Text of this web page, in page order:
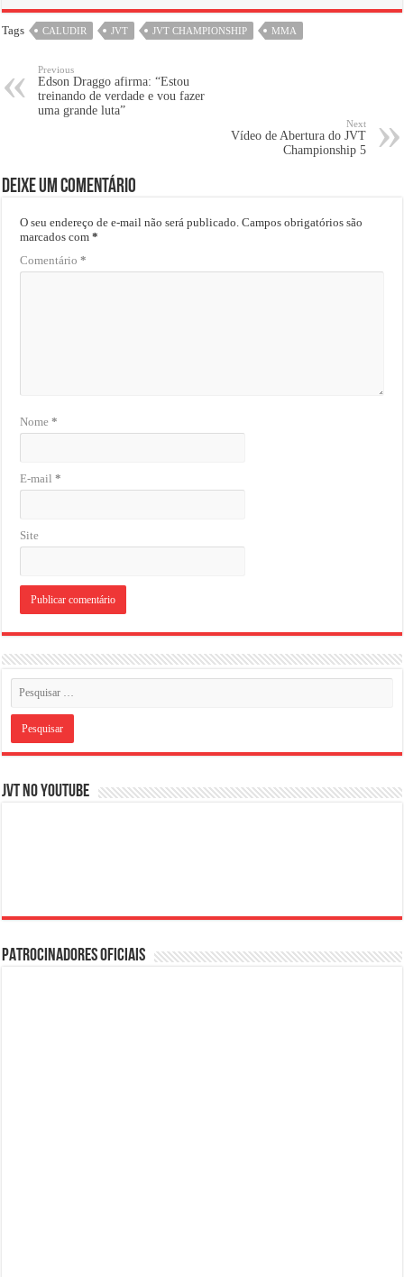
Tags CALUDIR JVT JVT CHAMPIONSHIP MMA
Previous
Edson Draggo afirma: “Estou
treinando de verdade e vou fazer
uma grande luta”
Next
Vídeo de Abertura do JVT
Championship 5
Deixe um comentário
O seu endereço de e-mail não será publicado. Campos obrigatórios são
marcados com*
Comentário*
Nome*
E-mail*
Site
JVT NO YOUTUBE
PATROCINADORES OFICIAIS